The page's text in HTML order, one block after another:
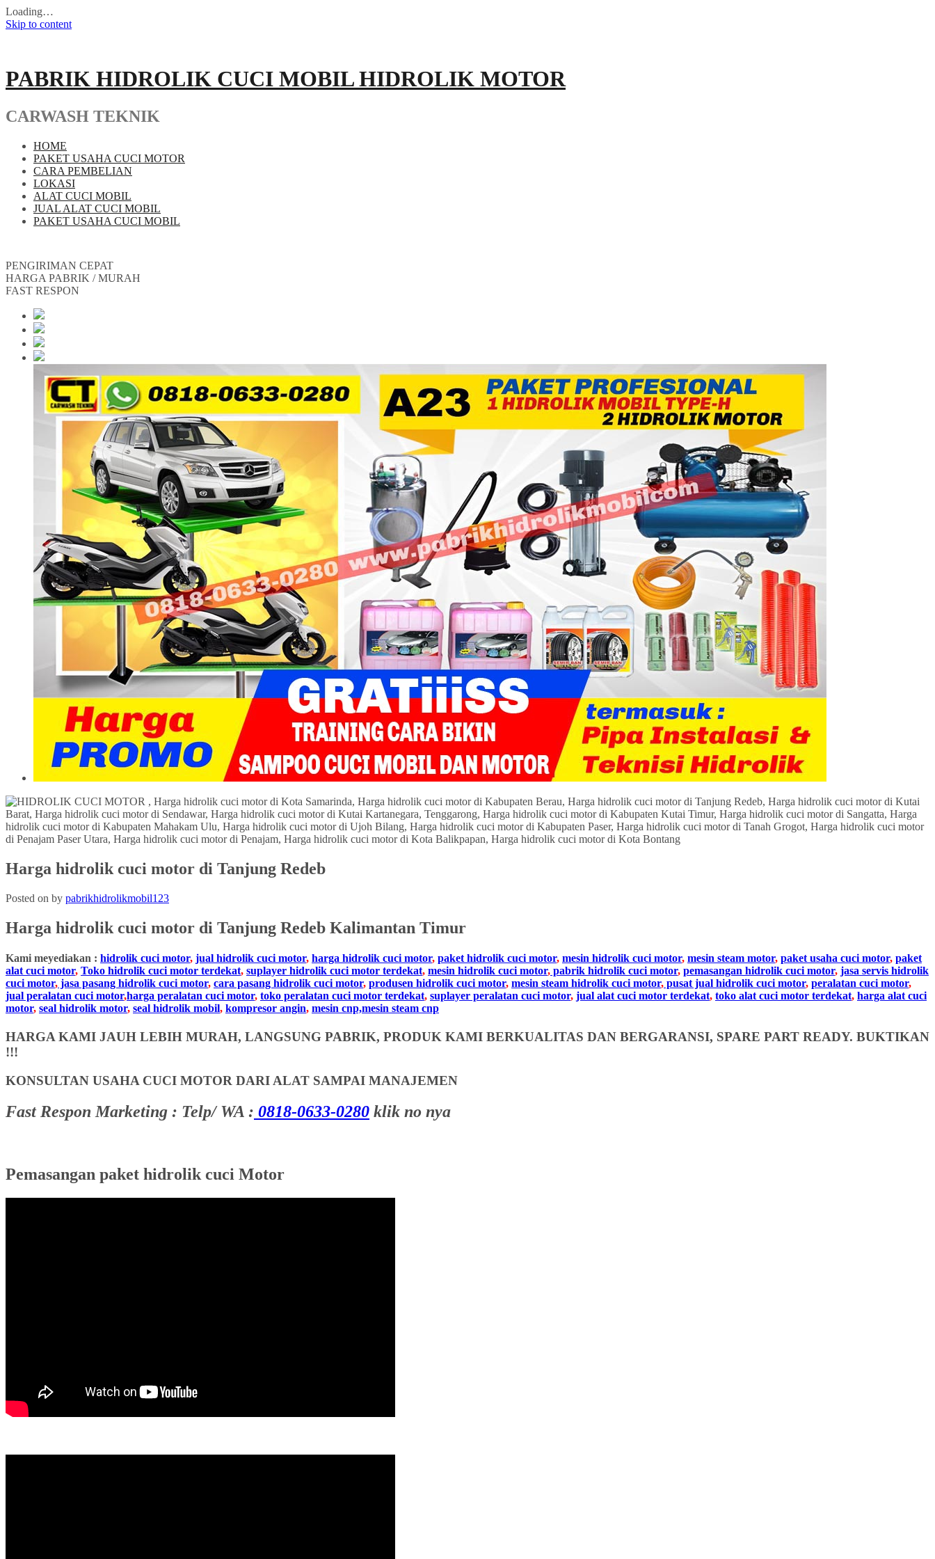
Loading…
Skip to content
PABRIK HIDROLIK CUCI MOBIL HIDROLIK MOTOR
CARWASH TEKNIK
HOME
PAKET USAHA CUCI MOTOR
CARA PEMBELIAN
LOKASI
ALAT CUCI MOBIL
JUAL ALAT CUCI MOBIL
PAKET USAHA CUCI MOBIL
PENGIRIMAN CEPAT
HARGA PABRIK / MURAH
FAST RESPON
Harga hidrolik cuci motor di Tanjung Redeb
Posted on by pabrikhidrolikmobil123
Harga hidrolik cuci motor di Tanjung Redeb Kalimantan Timur
Kami meyediakan : hidrolik cuci motor, jual hidrolik cuci motor, harga hidrolik cuci motor, paket hidrolik cuci motor, mesin hidrolik cuci motor, mesin steam motor, paket usaha cuci motor, paket
alat cuci motor, Toko hidrolik cuci motor terdekat, suplayer hidrolik cuci motor terdekat, mesin hidrolik cuci motor, pabrik hidrolik cuci motor, pemasangan hidrolik cuci motor, jasa servis hidrolik
cuci motor, jasa pasang hidrolik cuci motor, cara pasang hidrolik cuci motor, produsen hidrolik cuci motor, mesin steam hidrolik cuci motor, pusat jual hidrolik cuci motor, peralatan cuci motor,
jual peralatan cuci motor,harga peralatan cuci motor, toko peralatan cuci motor terdekat, suplayer peralatan cuci motor, jual alat cuci motor terdekat, toko alat cuci motor terdekat, harga alat cuci
motor, seal hidrolik motor, seal hidrolik mobil, kompresor angin, mesin cnp,mesin steam cnp
HARGA KAMI JAUH LEBIH MURAH, LANGSUNG PABRIK, PRODUK KAMI BERKUALITAS DAN BERGARANSI, SPARE PART READY. BUKTIKAN
!!!
KONSULTAN USAHA CUCI MOTOR DARI ALAT SAMPAI MANAJEMEN
Fast Respon Marketing : Telp/ WA : 0818-0633-0280 klik no nya
Pemasangan paket hidrolik cuci Motor